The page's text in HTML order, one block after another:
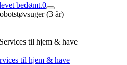
bedømt.0
(3 år)
til hjem & have
til hjem & have